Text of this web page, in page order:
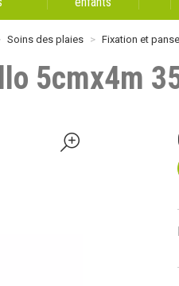
Soins des plaies Fixation et
5cmx4m